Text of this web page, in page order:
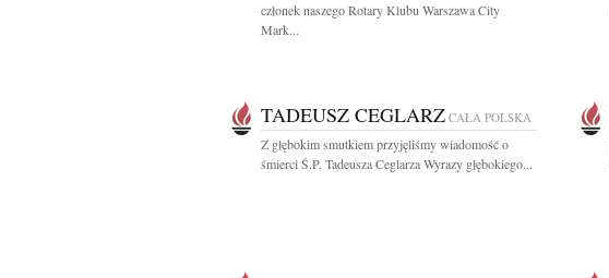
członek naszego Rotary Klubu Warszawa City
Mark...
TADEUSZ CEGLARZ CAŁA POLSKA
Z głębokim smutkiem przyjęliśmy wiadomość o
śmierci Ś.P. Tadeusza Ceglarza Wyrazy głębokiego...